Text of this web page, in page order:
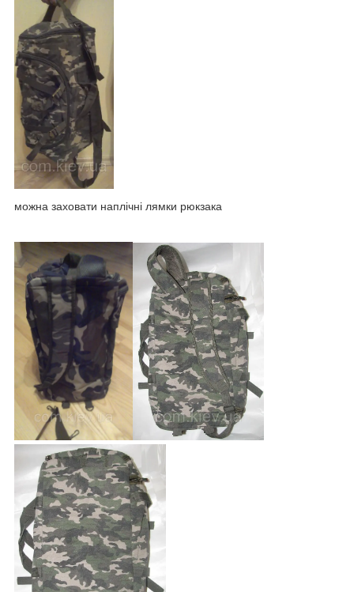
можна заховати наплічні лямки рюкзака